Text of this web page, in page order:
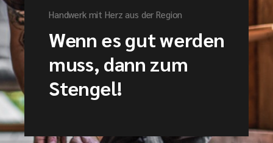
Handwerk mit Herz aus der Region
Wenn es gut werden
muss, dann zum
Stengel!